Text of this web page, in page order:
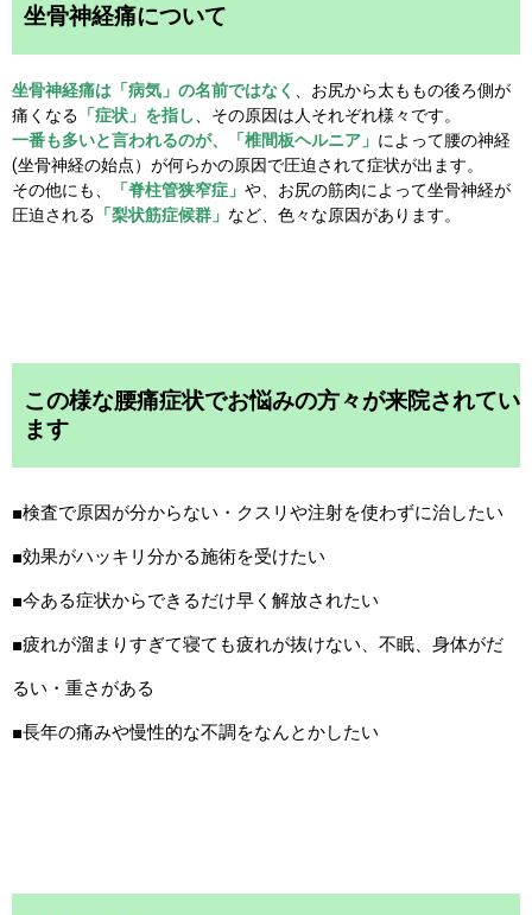
坐骨神経痛について
坐骨神経痛は「病気」の名前ではなく
、お尻から太ももの後ろ側が
痛くなる 「症状」を指し 、その原因は人それぞれ様々です。
一番も多いと言われるのが、「椎間板ヘルニア」 によって腰の神経
(坐骨神経の始点）が何らかの原因で圧迫されて症状が出ます。
その他にも、
「脊柱管狭窄症」 や、お尻の筋肉によって坐骨神経が
圧迫される 「梨状筋症候群」 など、色々な原因があります。
この様な腰痛症状でお悩みの方々が来院されてい
ます
■検査で原因が分からない・クスリや注射を使わずに治したい
■効果がハッキリ分かる施術を受けたい
■今ある症状からできるだけ早く解放されたい
■疲れが溜まりすぎて寝ても疲れが抜けない、不眠、身体がだ
るい・重さがある
■長年の痛みや慢性的な不調をなんとかしたい